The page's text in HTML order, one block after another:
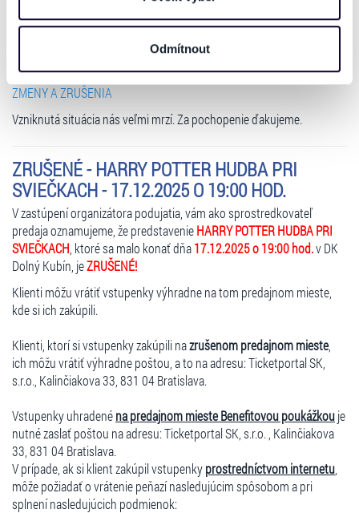
a analýzy. Partneři tyto údaje mohou zkombinovat s
dalšími informacemi, které jste jim poskytli nebo které
získali v důsledku toho, že používáte jejich služby. Jaké
typy cookies používáme, naleznete níže. Možnosti
volbu můžete kdykoliv změnit v zápatí stránky v záložce
Odmítnout
žiadosti o refundáciu prostredníctvom Vášho konta.
TLAČOVÉ SPRÁVY
ZMENY A ZRUŠENIA
Vzniknutá situácia nás veľmi mrzí. Za pochopenie ďakujeme.
ZRUŠENÉ - HARRY POTTER HUDBA PRI
SVIEČKACH - 17.12.2025 O 19:00 HOD.
V zastúpení organizátora podujatia, vám ako sprostredkovateľ
predaja oznamujeme, že predstavenieHARRY POTTER HUDBA PRI
SVIEČKACH , ktoré sa malo konať dňa17.12.2025 o 19:00 hod.v DK
Dolný Kubín, jeZRUŠENÉ!
Klienti môžu vrátiť vstupenky výhradne na tom predajnom mieste,
kde si ich zakúpili.
Klienti, ktorí si vstupenky zakúpili nazrušenom predajnom mieste,
ich môžu vrátiť výhradne poštou, a to na adresu: Ticketportal SK,
s.r.o., Kalinčiakova 33, 831 04 Bratislava.
Vstupenky uhradenéna predajnom mieste Benefitovou poukážkouje
nutné zaslať poštou na adresu: Ticketportal SK, s.r.o. , Kalinčiakova
33, 831 04 Bratislava.
V prípade, ak si klient zakúpil vstupenkyprostredníctvom internetu
môže požiadať o vrátenie peňazí nasledujúcim spôsobom a pri
splnení nasledujúcich podmienok: